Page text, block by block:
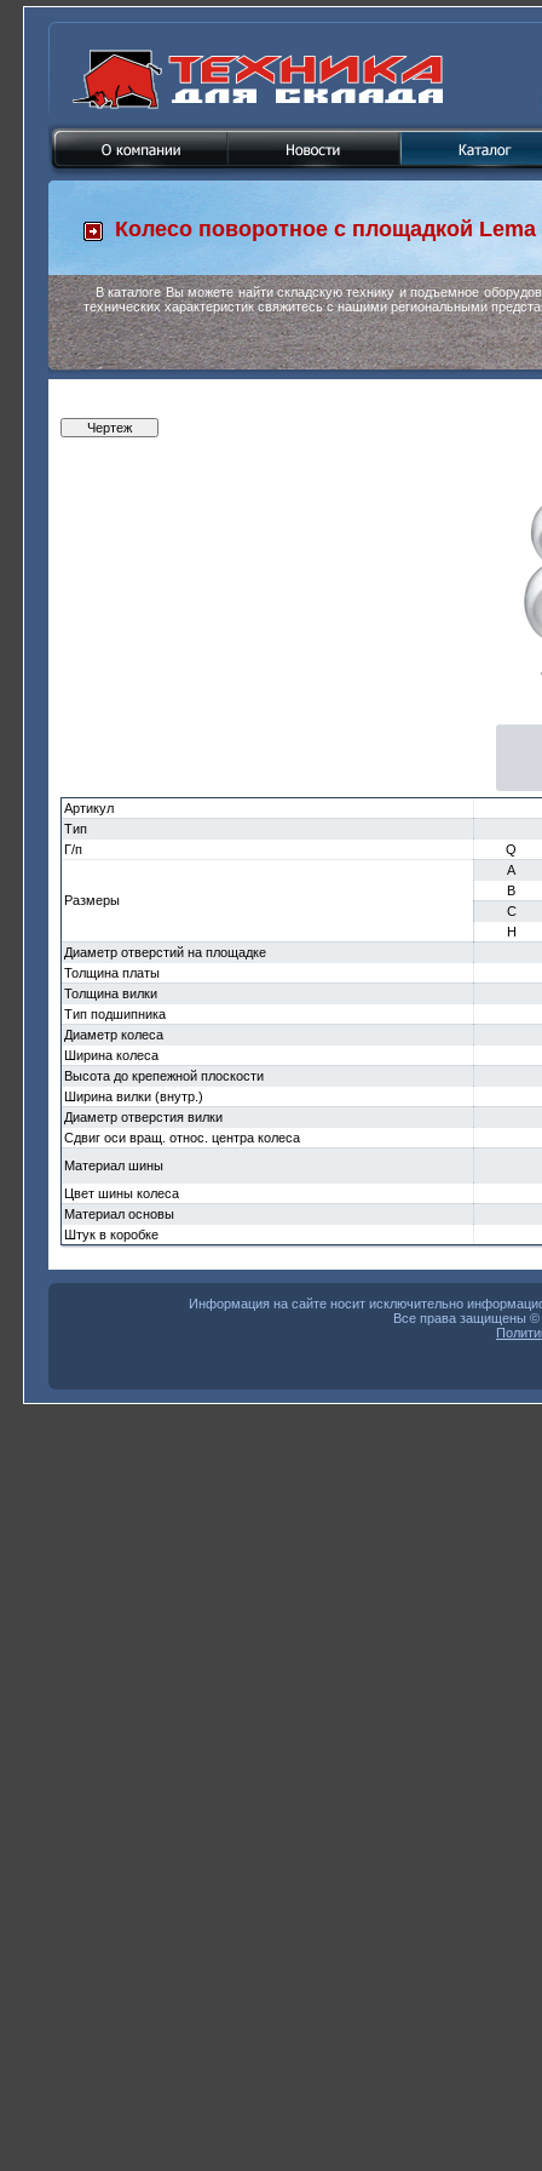
Колесо поворотное с площадкойLema
В каталоге Вы можете найти складскую технику и подъемное
технических характеристик свяжитесь с нашими региональными
Чертеж
Артикул
Тип
Г/п
Q
Размеры
A
B
C
H
Диаметр отверстий на площадке
Толщина платы
Толщина вилки
Тип подшипника
Диаметр колеса
Ширина колеса
Высота до крепежной плоскости
Ширина вилки (внутр.)
Диаметр отверстия вилки
Сдвиг оси вращ. относ. центра колеса
Материал шины
Цвет шины колеса
Материал основы
Штук в коробке
Информация на сайте носит исключительно
Все права защищены ©